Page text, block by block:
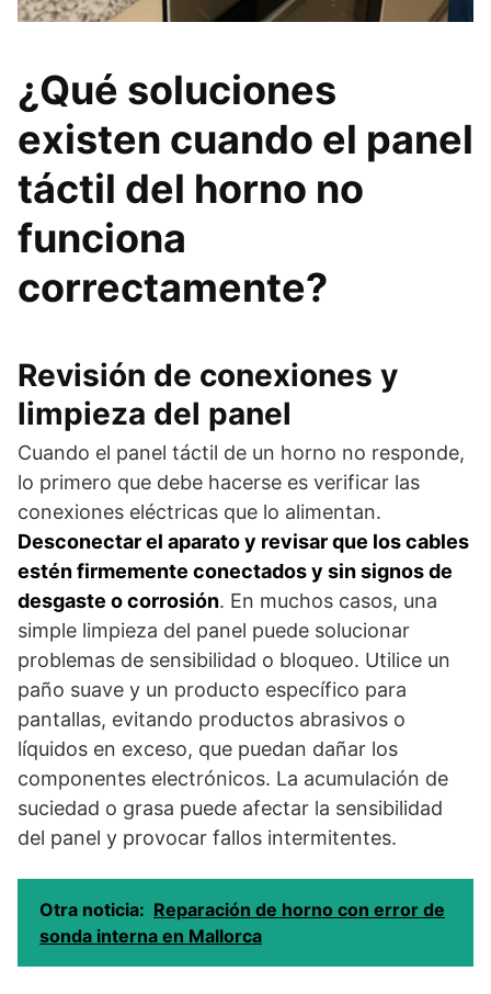
¿Qué soluciones
existen cuando el panel
táctil del horno no
funciona
correctamente?
Revisión de conexiones y
limpieza del panel
Cuando el panel táctil de un horno no responde,
lo primero que debe hacerse es verificar las
conexiones eléctricas que lo alimentan.
Desconectar el aparato y revisar que los cables
estén firmemente conectados y sin signos de
desgaste o corrosión. En muchos casos, una
simple limpieza del panel puede solucionar
problemas de sensibilidad o bloqueo. Utilice un
paño suave y un producto específico para
pantallas, evitando productos abrasivos o
líquidos en exceso, que puedan dañar los
componentes electrónicos. La acumulación de
suciedad o grasa puede afectar la sensibilidad
del panel y provocar fallos intermitentes.
Otra noticia: Reparación de horno con error de
sonda interna en Mallorca